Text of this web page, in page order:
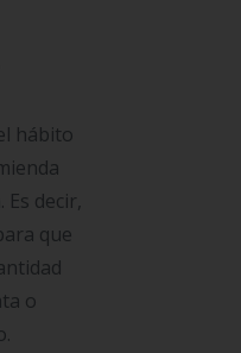
hábito
decir,
que
o